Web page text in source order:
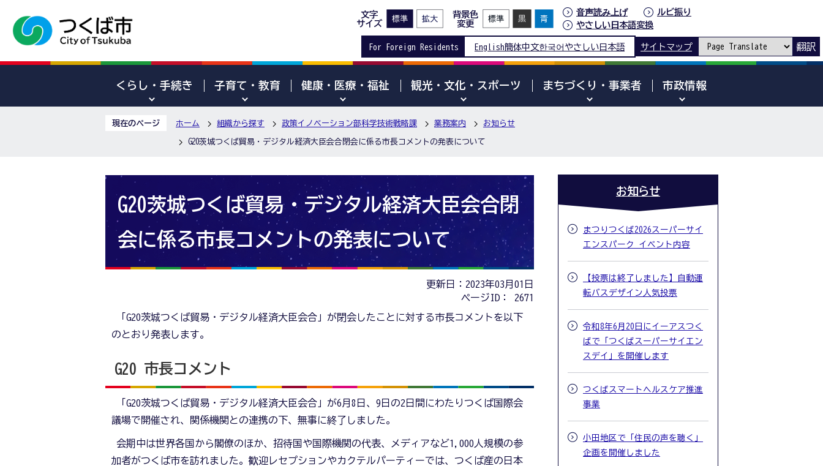
文字
サイズ
背景色
変更
音声読み上げ
ルビ振り
やさしい日本語変換
For Foreign Residents English簡体中文한국어 やさしい日本語 サイトマップ 翻訳
くらし・手続き 子育て・教育 健康・医療・福祉 観光・文化・スポーツ まちづくり・事業者 市政情報
現在のページ ホーム 組織から探す 政策イノベーション部科学技術戦略課 業務案内 お知らせ
G20茨城つくば貿易・デジタル経済大臣会合閉会に係る市長コメントの発表について
G20茨城つくば貿易・デジタル経済大臣会合閉
会に係る市長コメントの発表について
更新日：2023年03月01日
ページID：
2671
「G20茨城つくば貿易・デジタル経済大臣会合」が閉会したことに対する市長コメントを以下
のとおり発表します。
G20 市長コメント
「G20茨城つくば貿易・デジタル経済大臣会合」が6月8日、9日の2日間にわたりつくば国際会
議場で開催され、関係機関との連携の下、無事に終了しました。
会期中は世界各国から閣僚のほか、招待国や国際機関の代表、メディアなど1,000人規模の参
加者がつくば市を訪れました。歓迎レセプションやカクテルパーティーでは、つくば産の日本
お知らせ
まつりつくば2026スーパーサイ
エンスパーク イベント内容
【投票は終了しました】自動運
転バスデザイン人気投票
令和8年6月20日にイーアスつく
ばで「つくばスーパーサイエン
スデイ」を開催します
つくばスマートヘルスケア推進
事業
小田地区で「住民の声を聴く」
企画を開催しました